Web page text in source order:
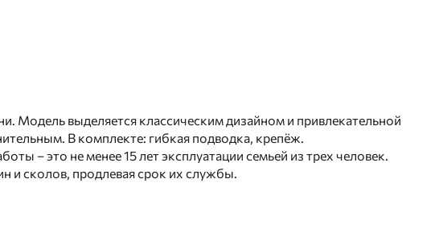
Модель выделяется классическим дизайном и привлекательной
В комплекте: гибкая подводка, крепёж.
– это не менее 15 лет эксплуатации семьей из трех человек.
и сколов, продлевая срок их службы.